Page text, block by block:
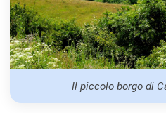
Il piccolo borgo di